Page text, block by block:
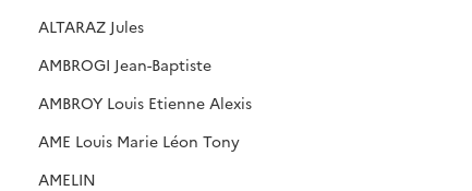
ALTARAZ Jules
AMBROGI Jean-Baptiste
AMBROY Louis Etienne Alexis
AME Louis Marie Léon Tony
AMELIN